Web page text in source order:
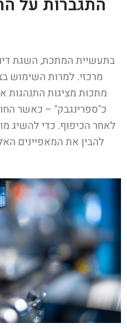
התגברות על
בתעשיית המתכת, השגת
מרכזי. למרות השימוש
מתכות מציגות התנהגות
כ"ספרינגבק" – כאשר
לאחר הכיפוף. כדי להשיג
להבין את המאפיינים